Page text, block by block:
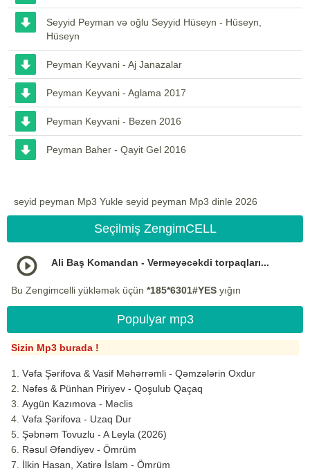
Seyyid Peyman və oğlu Seyyid Hüseyn - Hüseyn,
Hüseyn
Peyman Keyvani - Aj Janazalar
Peyman Keyvani - Aglama 2017
Peyman Keyvani - Bezen 2016
Peyman Baher - Qayit Gel 2016
seyid peyman Mp3 Yukle seyid peyman Mp3 dinle 2026
Seçilmiş ZengimCELL
Ali Baş Komandan - Verməyəcəkdi torpaqları...
Bu Zengimcelli yükləmək üçün *185*6301#YES yığın
Populyar mp3
Sizin Mp3 burada !
Vəfa Şərifova & Vasif Məhərrəmli - Qəmzələrin Oxdur
Nəfəs & Pünhan Piriyev - Qoşulub Qaçaq
Aygün Kazımova - Məclis
Vəfa Şərifova - Uzaq Dur
Şəbnəm Tovuzlu - A Leyla (2026)
Rəsul Əfəndiyev - Ömrüm
İlkin Hasan, Xatirə İslam - Ömrüm